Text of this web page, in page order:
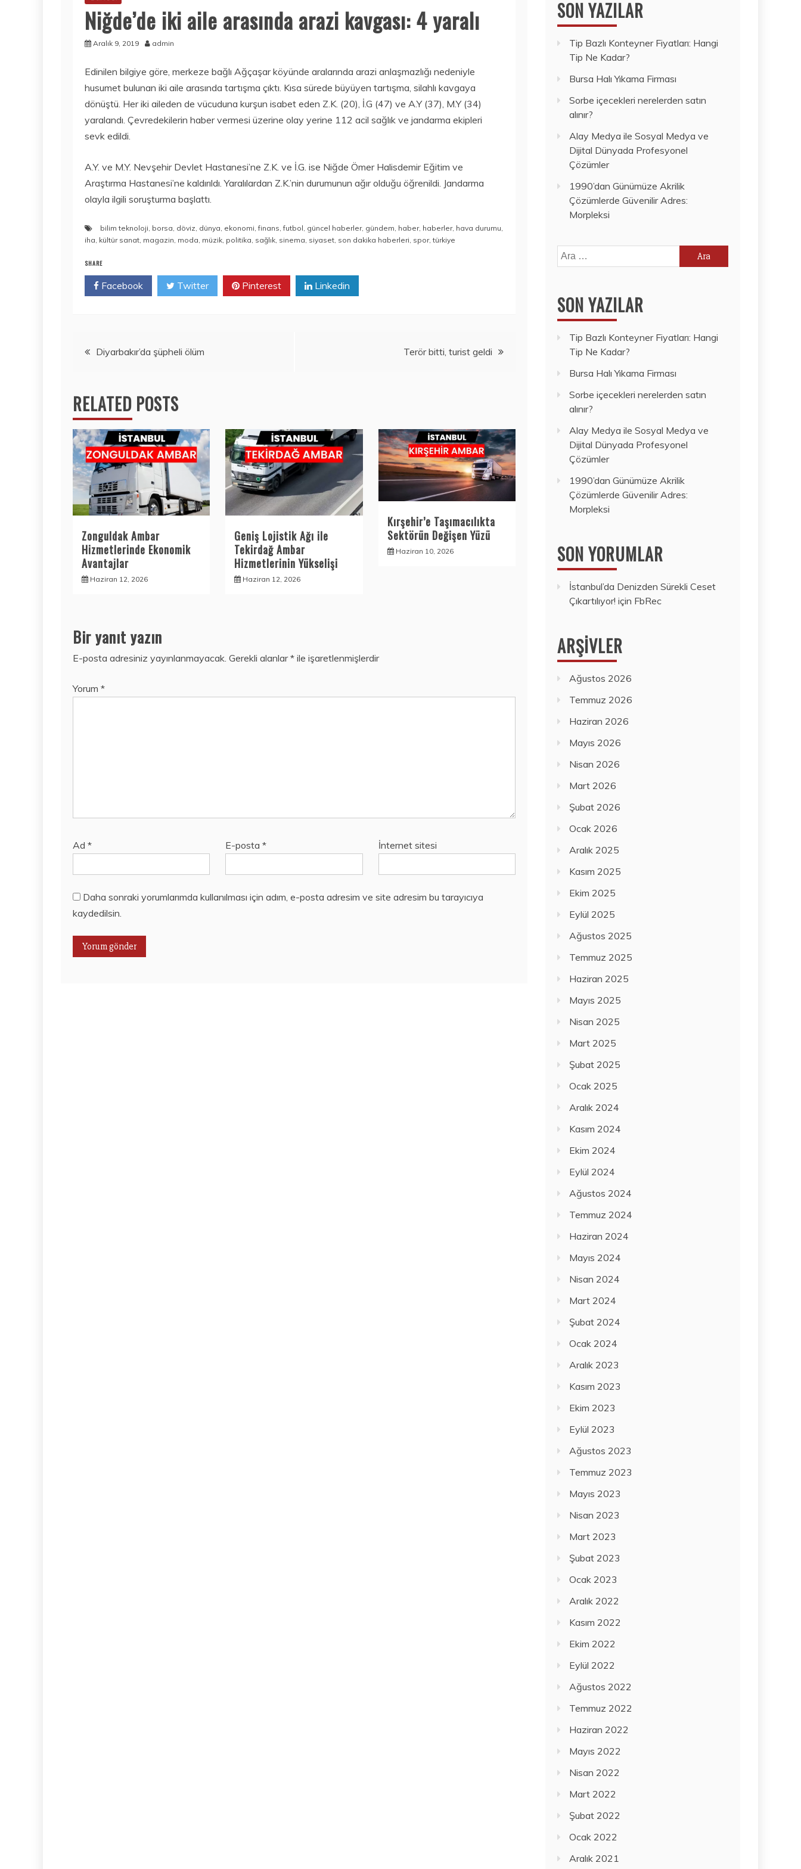
Niğde’de iki aile arasında arazi kavgası: 4 yaralı
Aralık 9, 2019 admin
Edinilen bilgiye göre, merkeze bağlı Ağçaşar köyünde aralarında arazi anlaşmazlığı nedeniyle
husumet bulunan iki aile arasında tartışma çıktı. Kısa sürede büyüyen tartışma, silahlı kavgaya
dönüştü. Her iki aileden de vücuduna kurşun isabet eden Z.K. (20), İ.G (47) ve A.Y (37), M.Y (34)
yaralandı. Çevredekilerin haber vermesi üzerine olay yerine 112 acil sağlık ve jandarma ekipleri
sevk edildi.
A.Y. ve M.Y. Nevşehir Devlet Hastanesi’ne Z.K. ve İ.G. ise Niğde Ömer Halisdemir Eğitim ve
Araştırma Hastanesi’ne kaldırıldı. Yaralılardan Z.K.’nin durumunun ağır olduğu öğrenildi. Jandarma
olayla ilgili soruşturma başlattı.
bilim teknoloji, borsa, döviz, dünya, ekonomi,finans,futbol, güncel haberler, gündem, haber, haberler, hava durumu,
iha, kültür sanat, magazin, moda, müzik, politika, sağlık, sinema, siyaset, son dakika haberleri, spor,türkiye
SHARE
Facebook Twitter Pinterest Linkedin
YazıDiyarbakır’da şüpheli ölüm Terör bitti, turist geldi
RELATED POSTS
Zonguldak Ambar
Hizmetlerinde Ekonomik
Avantajlar
Haziran 12, 2026
Geniş Lojistik Ağı ile
Tekirdağ Ambar
Hizmetlerinin Yükselişi
Haziran 12, 2026
Kırşehir’e Taşımacılıkta
Sektörün Değişen Yüzü
Haziran 10, 2026
Bir yanıt yazın
E-posta adresiniz yayınlanmayacak. Gerekli alanlar* ile işaretlenmişlerdir
Yorum *
Ad * E-posta* İnternet sitesi
Daha sonraki yorumlarımda kullanılması için adım, e-posta adresim ve site adresim bu tarayıcıya
kaydedilsin.
SON YAZILAR
Tip Bazlı Konteyner Fiyatları: Hangi
Tip Ne Kadar?
Bursa Halı Yıkama Firması
Sorbe içecekleri nerelerden satın
alınır?
Alay Medya ile Sosyal Medya ve
Dijital Dünyada Profesyonel
Çözümler
1990’dan Günümüze Akrilik
Çözümlerde Güvenilir Adres:
Morpleksi
Arama:
SON YAZILAR
Tip Bazlı Konteyner Fiyatları: Hangi
Tip Ne Kadar?
Bursa Halı Yıkama Firması
Sorbe içecekleri nerelerden satın
alınır?
Alay Medya ile Sosyal Medya ve
Dijital Dünyada Profesyonel
Çözümler
1990’dan Günümüze Akrilik
Çözümlerde Güvenilir Adres:
Morpleksi
SON YORUMLAR
İstanbul’da Denizden Sürekli Ceset
Çıkartılıyor! için FbRec
ARŞIVLER
Ağustos 2026
Temmuz 2026
Haziran 2026
Mayıs 2026
Nisan 2026
Mart 2026
Şubat 2026
Ocak 2026
Aralık 2025
Kasım 2025
Ekim 2025
Eylül 2025
Ağustos 2025
Temmuz 2025
Haziran 2025
Mayıs 2025
Nisan 2025
Mart 2025
Şubat 2025
Ocak 2025
Aralık 2024
Kasım 2024
Ekim 2024
Eylül 2024
Ağustos 2024
Temmuz 2024
Haziran 2024
Mayıs 2024
Nisan 2024
Mart 2024
Şubat 2024
Ocak 2024
Aralık 2023
Kasım 2023
Ekim 2023
Eylül 2023
Ağustos 2023
Temmuz 2023
Mayıs 2023
Nisan 2023
Mart 2023
Şubat 2023
Ocak 2023
Aralık 2022
Kasım 2022
Ekim 2022
Eylül 2022
Ağustos 2022
Temmuz 2022
Haziran 2022
Mayıs 2022
Nisan 2022
Mart 2022
Şubat 2022
Ocak 2022
Aralık 2021